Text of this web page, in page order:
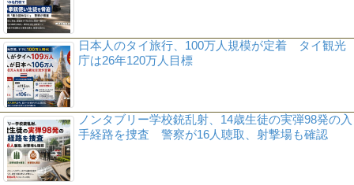
日本人のタイ旅行、100万人規模が定着 タイ観光
庁は26年120万人目標
ノンタブリー学校銃乱射、14歳生徒の実弾98発の入
手経路を捜査 警察が16人聴取、射撃場も確認